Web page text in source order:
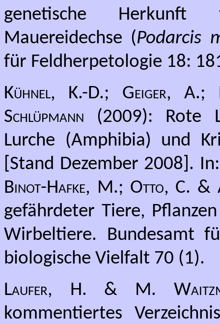
genetische Herkunft
Mauereidechse (Podarcis
für Feldherpetologie 18:
Kühnel, K.-D.; Geiger,
Schlüpmann (2009): Rote
Lurche (Amphibia) und
[Stand Dezember 2008].
Binot-Hafke, M.; Otto, C. &
gefährdeter Tiere,
Wirbeltiere. Bundesamt
biologische Vielfalt 70 (1).
Laufer, H. & M.
kommentiertes